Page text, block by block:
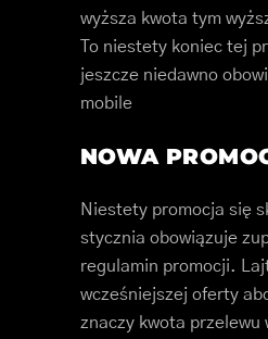
wyższa kwota tym
To niestety koniec tej
jeszcze niedawno
mobile
NOWA
Niestety promocja się
stycznia obowiązuje
regulamin promocji.
wcześniejszej oferty
znaczy kwota przelewu